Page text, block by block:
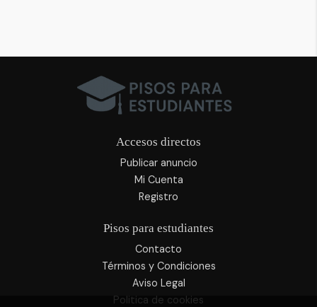
Accesos directos
Publicar anuncio
Mi Cuenta
Registro
Pisos para estudiantes
Contacto
Términos y Condiciones
Aviso Legal
Politica de cookies